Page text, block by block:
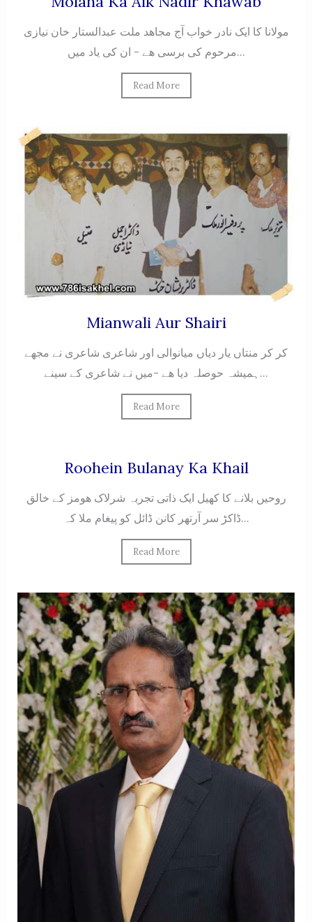
مولانا کا ایک نادر خواب آج مجاهد ملت عبدالستار خان نیازی
مرحوم کی برسی هے - ان کی یاد میں...
Read More
Mianwali Aur Shairi
کر کر منتاں یار دیاں میانوالی اور شاعری شاعری نے مجھے
ہمیشہ حوصلہ دیا ھے -میں نے شاعری کے سینے...
Read More
Roohein Bulanay Ka Khail
روحیں بلانے کا کھیل ایک ذاتی تجربہ شرلاک هومز کے خالق
ڈاکڑ سر آرتهر کانن ڈائل کو پیغام ملا کہ...
Read More